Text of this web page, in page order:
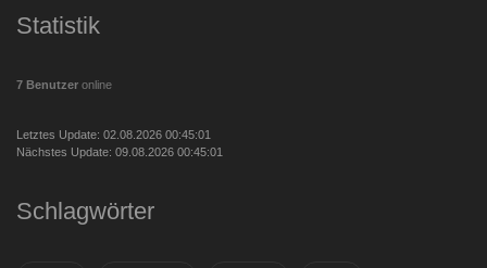
Statistik
7 Benutzer online
Letztes Update: 02.08.2026 00:45:01
Nächstes Update: 09.08.2026 00:45:01
Schlagwörter